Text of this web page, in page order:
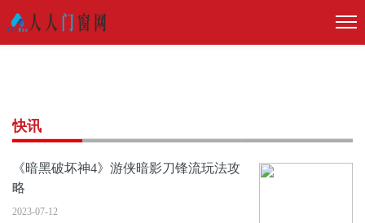
快讯
《暗黑破坏神4》游侠暗影刀锋流玩法攻
略
2023-07-12